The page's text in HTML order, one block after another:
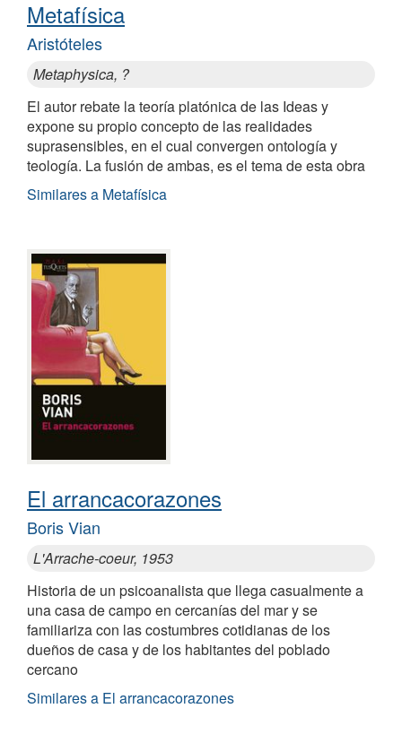
Metafísica
Aristóteles
Metaphysica, ?
El autor rebate la teoría platónica de las Ideas y
expone su propio concepto de las realidades
suprasensibles, en el cual convergen ontología y
teología. La fusión de ambas, es el tema de esta obra
Similares a Metafísica
El arrancacorazones
Boris Vian
L'Arrache-coeur, 1953
Historia de un psicoanalista que llega casualmente a
una casa de campo en cercanías del mar y se
familiariza con las costumbres cotidianas de los
dueños de casa y de los habitantes del poblado
cercano
Similares a El arrancacorazones